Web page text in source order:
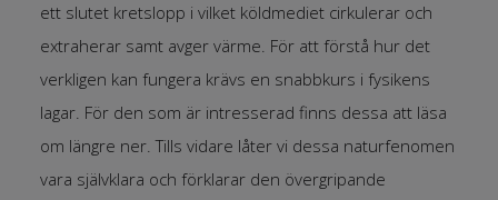
ett slutet kretslopp i vilket köldmediet cirkulerar och
extraherar samt avger värme. För att förstå hur det
verkligen kan fungera krävs en snabbkurs i fysikens
lagar. För den som är intresserad finns dessa att läsa
om längre ner. Tills vidare låter vi dessa naturfenomen
vara självklara och förklarar den övergripande